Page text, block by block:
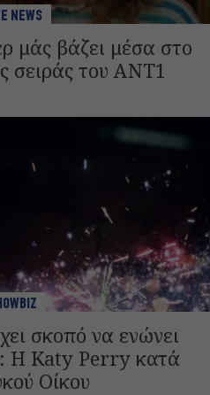
NEWS
μάς βάζει μέσα στο
σειράς του ANT1
σκοπό να ενώνει
Η Katy Perry κατά
Οίκου